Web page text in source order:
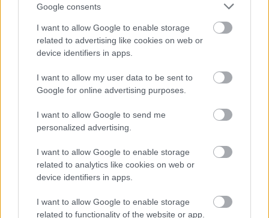
Google consents
I want to allow Google to enable storage
related to advertising like cookies on web or
device identifiers in apps.
I want to allow my user data to be sent to
Google for online advertising purposes.
I want to allow Google to send me
personalized advertising.
I want to allow Google to enable storage
related to analytics like cookies on web or
device identifiers in apps.
I want to allow Google to enable storage
related to functionality of the website or app.
Beethoven levelei